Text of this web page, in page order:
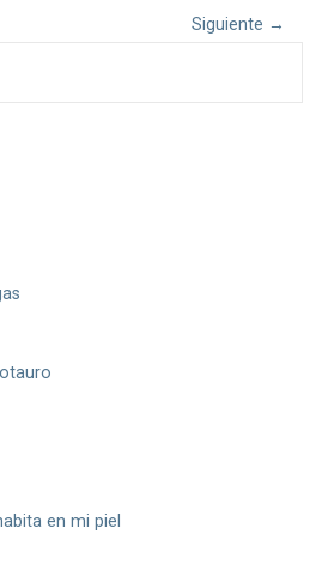
Siguiente →
en mi piel